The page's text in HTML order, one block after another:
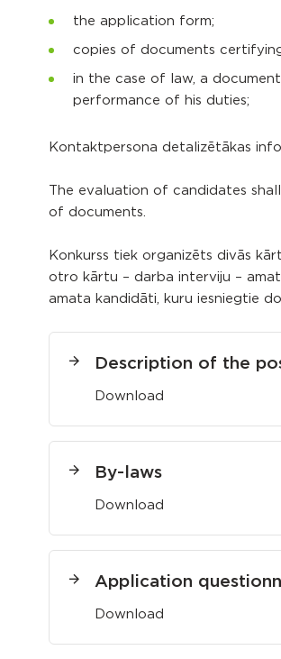
the application form;
copies of documents
in the case of law, a
performance of his duties;
Kontaktpersona detalizētākas
The evaluation of candidates
of documents.
Konkurss tiek organizēts divās
otro kārtu – darba interviju –
amata kandidāti, kuru iesniegtie
Description of the
Download
By-laws
Download
Application
Download